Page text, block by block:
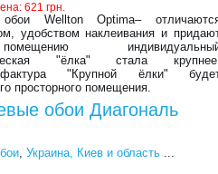
621 грн.
обои Wellton Optima–
удобством наклеивания и
"ёлка" стала
фактура "Крупной ёлки"
просторного помещения.
обои Диагональ
,Украина, Киев и область ...